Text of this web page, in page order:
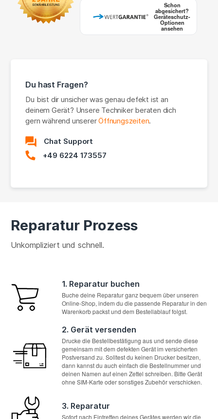
Schon
abgesichert?
Geräteschutz-
Optionen
ansehen
Du hast Fragen?
Du bist dir unsicher was genau defekt ist an
deinem Gerät? Unsere Techniker beraten dich
gern während unsererÖffnungszeiten.
Chat Support
+49 6224 173557
Reparatur Prozess
Unkompliziert und schnell.
1. Reparatur buchen
Buche deine Reparatur ganz bequem über unseren
Online-Shop, indem du die passende Reparatur in den
Warenkorb packst und dem Bestellablauf folgst.
2. Gerät versenden
Drucke die Bestellbestätigung aus und sende diese
gemeinsam mit dem defekten Gerät im versicherten
Postversand zu. Solltest du keinen Drucker besitzen,
dann kannst du auch einfach die Bestellnummer und
deinen Namen auf einen Zettel schreiben. Bitte Gerät
ohne SIM-Karte oder sonstiges Zubehör verschicken.
3. Reparatur
Sofort nach Eintreffen deines Gerätes werden wir die